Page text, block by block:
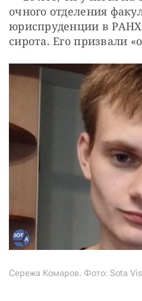
очного отделения
юриспруденции в
сирота. Его призвали
Сережа Комаров. Фото: Sota